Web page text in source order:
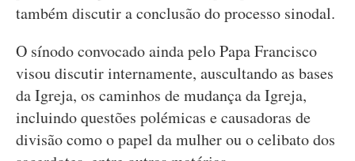
também discutir a conclusão do processo sinodal.
O sínodo convocado ainda pelo Papa Francisco
visou discutir internamente, auscultando as bases
da Igreja, os caminhos de mudança da Igreja,
incluindo questões polémicas e causadoras de
divisão como o papel da mulher ou o celibato dos